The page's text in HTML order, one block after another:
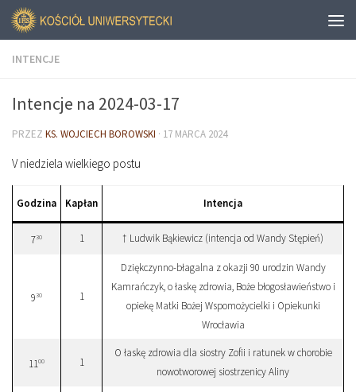
INTENCJE
Intencje na 2024-03-17
PRZEZ KS. WOJCIECH BOROWSKI · 17 MARCA 2024
V niedziela wielkiego postu
Godzina Kapłan Intencja
730 1 † Ludwik Bąkiewicz (intencja od Wandy Stępień)
930 1
Dziękczynno-błagalna z okazji 90 urodzin Wandy
Kamrańczyk, o łaskę zdrowia, Boże błogosławieństwo i
opiekę Matki Bożej Wspomożycielki i Opiekunki
Wrocławia
1100 1
O łaskę zdrowia dla siostry Zofii i ratunek w chorobie
nowotworowej siostrzenicy Aliny